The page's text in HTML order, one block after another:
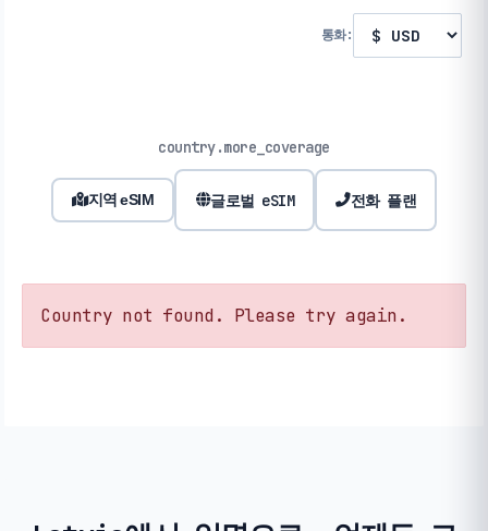
통화:
country.more_coverage
지역 eSIM 글로벌 eSIM 전화 플랜
Country not found. Please try again.